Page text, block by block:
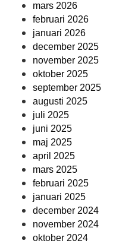
mars 2026
februari 2026
januari 2026
december 2025
november 2025
oktober 2025
september 2025
augusti 2025
juli 2025
juni 2025
maj 2025
april 2025
mars 2025
februari 2025
januari 2025
december 2024
november 2024
oktober 2024